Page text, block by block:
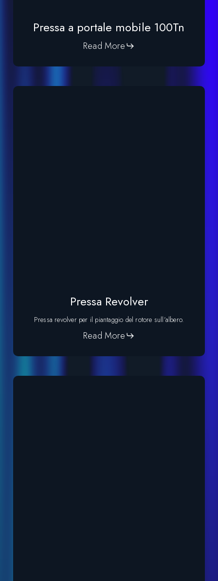
Pressa a portale mobile 100Tn
Read More
Pressa Revolver
Pressa revolver per il piantaggio del rotore sull’albero.
Read More